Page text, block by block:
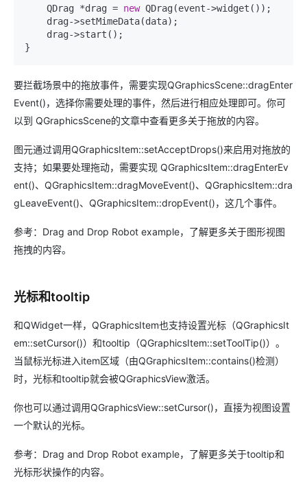
    QDrag *drag =
new QDrag(event->widget());
}
要拦截场景中的拖放事件，需要实现QGraphicsScene::dragEnter
Event()，选择你需要处理的事件，然后进行相应处理即可。你可
以到 QGraphicsScene的文章中查看更多关于拖放的内容。
图元通过调用QGraphicsItem::setAcceptDrops()来启用对拖放的
支持；如果要处理拖动，需要实现 QGraphicsItem::dragEnterEv
ent()、QGraphicsItem::dragMoveEvent()、QGraphicsItem::dra
gLeaveEvent()、QGraphicsItem::dropEvent()，这几个事件。
参考：Drag and Drop Robot example，了解更多关于图形视图
拖拽的内容。
光标和tooltip
和QWidget一样，QGraphicsItem也支持设置光标（QGraphicsIt
em::setCursor()）和tooltip（QGraphicsItem::setToolTip()）。
当鼠标光标进入item区域（由QGraphicsItem::contains()检测）
时，光标和tooltip就会被QGraphicsView激活。
你也可以通过调用QGraphicsView::setCursor()，直接为视图设置
一个默认的光标。
参考：Drag and Drop Robot example，了解更多关于tooltip和
光标形状操作的内容。